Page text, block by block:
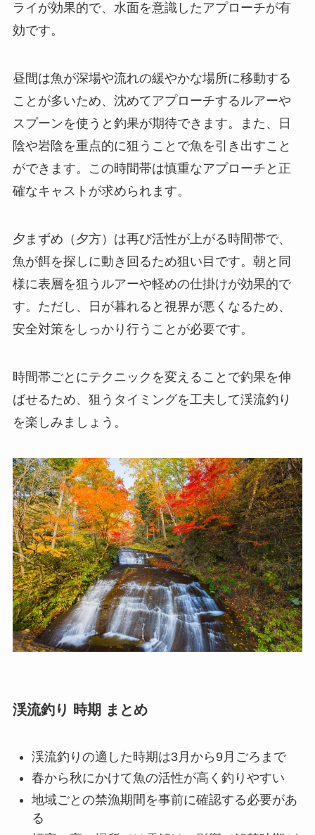
ライが効果的で、水面を意識したアプローチが有
効です。
昼間は魚が深場や流れの緩やかな場所に移動する
ことが多いため、沈めてアプローチするルアーや
スプーンを使うと釣果が期待できます。また、日
陰や岩陰を重点的に狙うことで魚を引き出すこと
ができます。この時間帯は慎重なアプローチと正
確なキャストが求められます。
夕まずめ（夕方）は再び活性が上がる時間帯で、
魚が餌を探しに動き回るため狙い目です。朝と同
様に表層を狙うルアーや軽めの仕掛けが効果的で
す。ただし、日が暮れると視界が悪くなるため、
安全対策をしっかり行うことが必要です。
時間帯ごとにテクニックを変えることで釣果を伸
ばせるため、狙うタイミングを工夫して渓流釣り
を楽しみましょう。
渓流釣り 時期 まとめ
渓流釣りの適した時期は3月から9月ごろまで
春から秋にかけて魚の活性が高く釣りやすい
地域ごとの禁漁期間を事前に確認する必要があ
る